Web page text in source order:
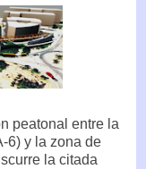
peatonal entre la
6) y la zona de
la citada